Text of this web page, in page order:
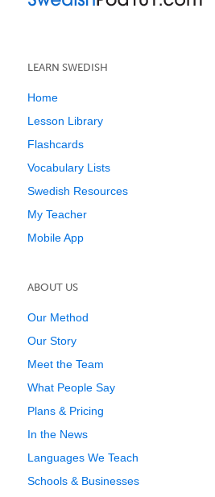
LEARN SWEDISH
Home
Lesson Library
Flashcards
Vocabulary Lists
Swedish Resources
My Teacher
Mobile App
ABOUT US
Our Method
Our Story
Meet the Team
What People Say
Plans & Pricing
In the News
Languages We Teach
Schools & Businesses